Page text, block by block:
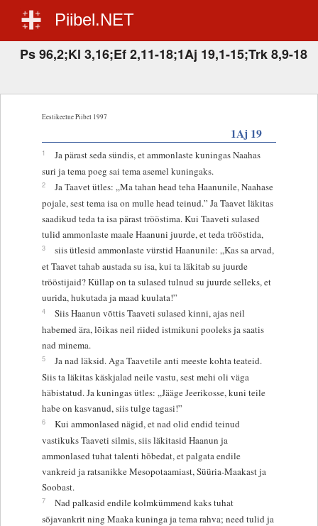
Piibel.NET
Ps 96,2;Kl 3,16;Ef 2,11-18;1Aj 19,1-15;Trk 8,9-18
Eestikeelne Piibel 1997
1Aj 19
1
Ja pärast seda sündis, et ammonlaste kuningas Naahas
suri ja tema poeg sai tema asemel kuningaks.
2
Ja Taavet ütles: „Ma tahan head teha Haanunile, Naahase
pojale, sest tema isa on mulle head teinud.” Ja Taavet läkitas
saadikud teda ta isa pärast trööstima. Kui Taaveti sulased
tulid ammonlaste maale Haanuni juurde, et teda trööstida,
3
siis ütlesid ammonlaste vürstid Haanunile: „Kas sa arvad,
et Taavet tahab austada su isa, kui ta läkitab su juurde
trööstijaid? Küllap on ta sulased tulnud su juurde selleks, et
uurida, hukutada ja maad kuulata!”
4
Siis Haanun võttis Taaveti sulased kinni, ajas neil
habemed ära, lõikas neil riided istmikuni pooleks ja saatis
nad minema.
5
Ja nad läksid. Aga Taavetile anti meeste kohta teateid.
Siis ta läkitas käskjalad neile vastu, sest mehi oli väga
häbistatud. Ja kuningas ütles: „Jääge Jeerikosse, kuni teile
habe on kasvanud, siis tulge tagasi!”
6
Kui ammonlased nägid, et nad olid endid teinud
vastikuks Taaveti silmis, siis läkitasid Haanun ja
ammonlased tuhat talenti hõbedat, et palgata endile
vankreid ja ratsanikke Mesopotaamiast, Süüria-Maakast ja
Soobast.
7
Nad palkasid endile kolmkümmend kaks tuhat
sõjavankrit ning Maaka kuninga ja tema rahva; need tulid ja